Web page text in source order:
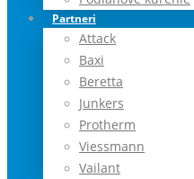
Partneri
Attack
Baxi
Beretta
Junkers
Protherm
Viessmann
Vailant